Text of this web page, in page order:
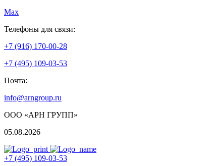
Max
Телефоны для связи:
+7 (916) 170-00-28
+7 (495) 109-03-53
Почта:
info@arngroup.ru
ООО «АРН ГРУПП»
05.08.2026
+7 (495) 109-03-53